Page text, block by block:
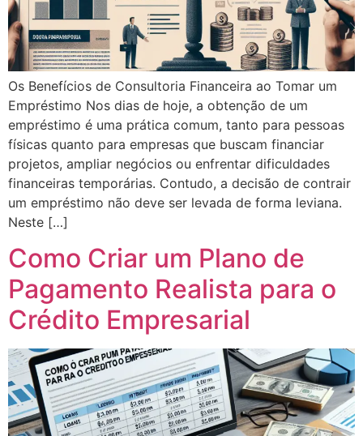
Os Benefícios de Consultoria Financeira ao Tomar um
Empréstimo Nos dias de hoje, a obtenção de um
empréstimo é uma prática comum, tanto para pessoas
físicas quanto para empresas que buscam financiar
projetos, ampliar negócios ou enfrentar dificuldades
financeiras temporárias. Contudo, a decisão de contrair
um empréstimo não deve ser levada de forma leviana.
Neste […]
Como Criar um Plano de
Pagamento Realista para o
Crédito Empresarial